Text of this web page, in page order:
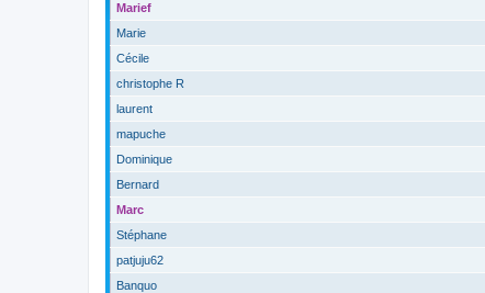
Marief
Marie
Cécile
christophe R
laurent
mapuche
Dominique
Bernard
Marc
Stéphane
patjuju62
Banquo